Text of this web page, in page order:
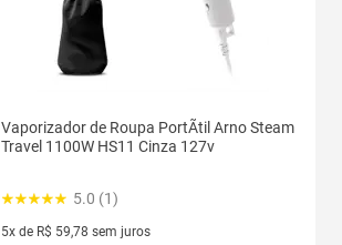
Vaporizador de Roupa PortÃtil Arno Steam
Travel 1100W HS11 Cinza 127v
5.0 (1)
5x de R$ 59,78 sem juros